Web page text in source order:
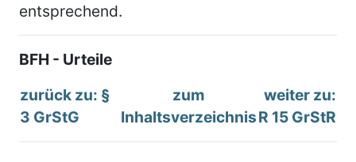
entsprechend.
BFH - Urteile
zurück zu: §
3 GrStG
zum
Inhaltsverzeichnis
weiter zu:
R 15 GrStR